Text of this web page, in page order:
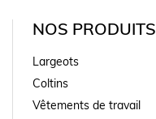
NOS PRODUITS
Largeots
Coltins
Vêtements de travail